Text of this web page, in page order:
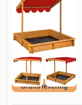
Gratis levering